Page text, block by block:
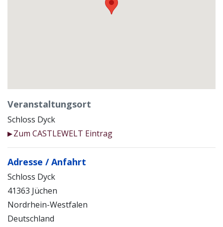
Veranstaltungsort
Schloss Dyck
▶ Zum CASTLEWELT Eintrag
Adresse / Anfahrt
Schloss Dyck
41363 Jüchen
Nordrhein-Westfalen
Deutschland